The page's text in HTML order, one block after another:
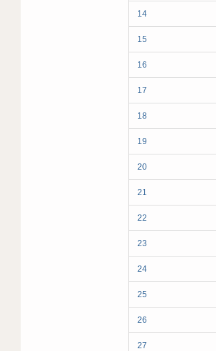
14
15
16
17
18
19
20
21
22
23
24
25
26
27